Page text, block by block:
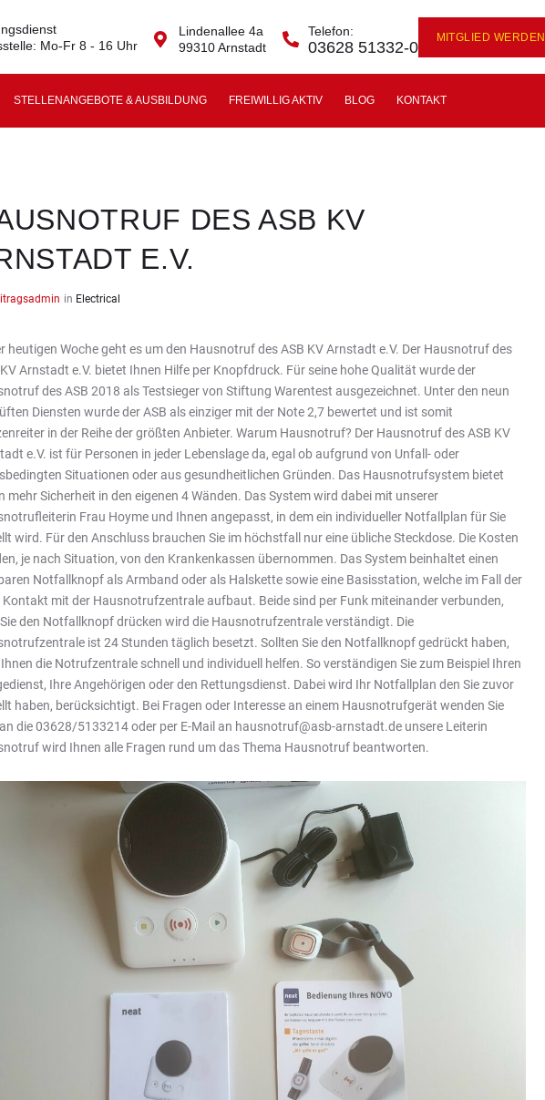
Mo-Fr 8 - 16 Uhr
Lindenallee 4a
99310 Arnstadt
Telefon:
03628 51332-0
MITGLIED WERDEN
STELLENANGEBOTE & AUSBILDUNG FREIWILLIG AKTIV BLOG KONTAKT
DES ASB KV
E.V.
in Electrical
heutigen Woche geht es um den Hausnotruf des ASB KV Arnstadt e.V. Der Hausnotruf des
Arnstadt e.V. bietet Ihnen Hilfe per Knopfdruck. Für seine hohe Qualität wurde der
des ASB 2018 als Testsieger von Stiftung Warentest ausgezeichnet. Unter den neun
Diensten wurde der ASB als einziger mit der Note 2,7 bewertet und ist somit
in der Reihe der größten Anbieter. Warum Hausnotruf? Der Hausnotruf des ASB KV
e.V. ist für Personen in jeder Lebenslage da, egal ob aufgrund von Unfall- oder
Situationen oder aus gesundheitlichen Gründen. Das Hausnotrufsystem bietet
mehr Sicherheit in den eigenen 4 Wänden. Das System wird dabei mit unserer
Frau Hoyme und Ihnen angepasst, in dem ein individueller Notfallplan für Sie
wird. Für den Anschluss brauchen Sie im höchstfall nur eine übliche Steckdose. Die Kosten
je nach Situation, von den Krankenkassen übernommen. Das System beinhaltet einen
Notfallknopf als Armband oder als Halskette sowie eine Basisstation, welche im Fall der
Kontakt mit der Hausnotrufzentrale aufbaut. Beide sind per Funk miteinander verbunden,
den Notfallknopf drücken wird die Hausnotrufzentrale verständigt. Die
ist 24 Stunden täglich besetzt. Sollten Sie den Notfallknopf gedrückt haben,
die Notrufzentrale schnell und individuell helfen. So verständigen Sie zum Beispiel Ihren
Ihre Angehörigen oder den Rettungsdienst. Dabei wird Ihr Notfallplan den Sie zuvor
haben, berücksichtigt. Bei Fragen oder Interesse an einem Hausnotrufgerät wenden Sie
die 03628/5133214 oder per E-Mail an hausnotruf@asb-arnstadt.de unsere Leiterin
wird Ihnen alle Fragen rund um das Thema Hausnotruf beantworten.